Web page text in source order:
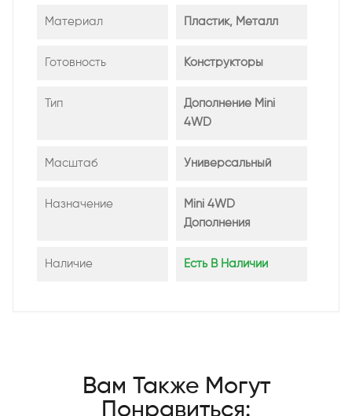
Материал Пластик, Металл
Готовность Конструкторы
Тип
Дополнение Mini
4WD
Масштаб Универсальный
Назначение
Mini 4WD
Дополнения
Наличие Есть В Наличии
Вам Также Могут
Понравиться: